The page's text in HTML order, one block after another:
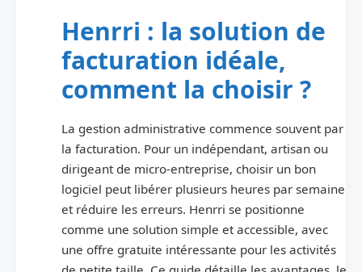
Henrri : la solution de
facturation idéale,
comment la choisir ?
La gestion administrative commence souvent par
la facturation. Pour un indépendant, artisan ou
dirigeant de micro‑entreprise, choisir un bon
logiciel peut libérer plusieurs heures par semaine
et réduire les erreurs. Henrri se positionne
comme une solution simple et accessible, avec
une offre gratuite intéressante pour les activités